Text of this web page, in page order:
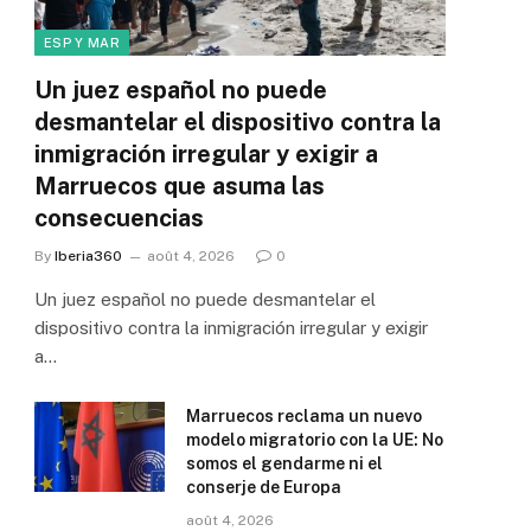
ESP Y MAR
Un juez español no puede
desmantelar el dispositivo contra la
inmigración irregular y exigir a
Marruecos que asuma las
consecuencias
By Iberia360 août 4, 2026 0
Un juez español no puede desmantelar el
dispositivo contra la inmigración irregular y exigir
a…
Marruecos reclama un nuevo
modelo migratorio con la UE: No
somos el gendarme ni el
conserje de Europa
août 4, 2026